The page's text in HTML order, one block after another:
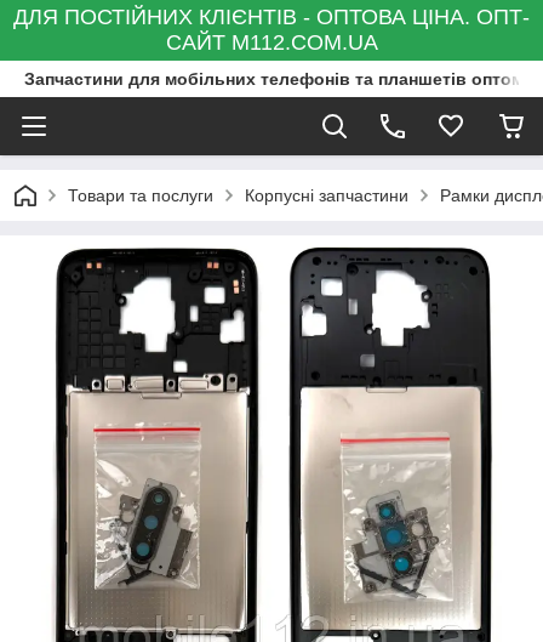
ДЛЯ ПОСТІЙНИХ КЛІЄНТІВ - ОПТОВА ЦІНА. ОПТ-
САЙТ M112.COM.UA
Запчастини для мобільних телефонів та планшетів оптом
Товари та послуги Корпусні запчастини Рамки